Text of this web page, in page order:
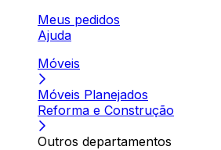
Meus pedidos
Ajuda
Móveis
Móveis Planejados
Reforma e Construção
Outros departamentos